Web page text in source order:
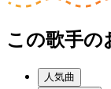
この歌手の
人気曲